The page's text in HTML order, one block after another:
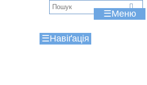
Jump to navigation
☰
☰